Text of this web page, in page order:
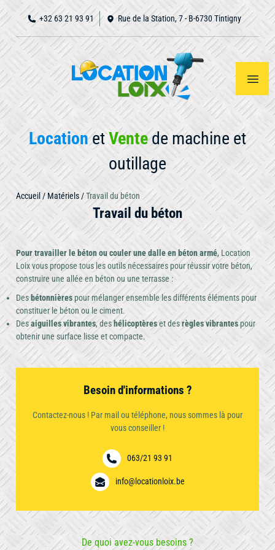
+32 63 21 93 91 Rue de la Station, 7 - B-6730 Tintigny
LocationetVentede machine et
outillage
Accueil
propos
Nous
contacter
Notre
matériel
tout
OccasionCompactageCompresseur
Divers
Élévateur
à
nacelle
et
Groupe
électrogène
Jardin
Matériel
de
carottage
Matériel
de
nettoyage
Accueil /Matériels/Travail du béton
Travail du béton
Pour travailler le béton ou couler une dalle en béton armé, Location
Loix vous propose tous les outils nécessaires pour réussir votre béton,
construire une allée en béton ou une terrasse :
Desbétonnières pour mélanger ensemble les différents éléments pour
constituer le béton ou le ciment.
Desaiguilles vibrantes, deshélicoptèreset desrègles vibrantespour
obtenir une surface lisse et compacte.
Besoin d'informations ?
Contactez-nous ! Par mail ou téléphone, nous sommes là pour
vous conseiller !
063/21 93 91
info@locationloix.be
De quoi avez-vous besoins ?